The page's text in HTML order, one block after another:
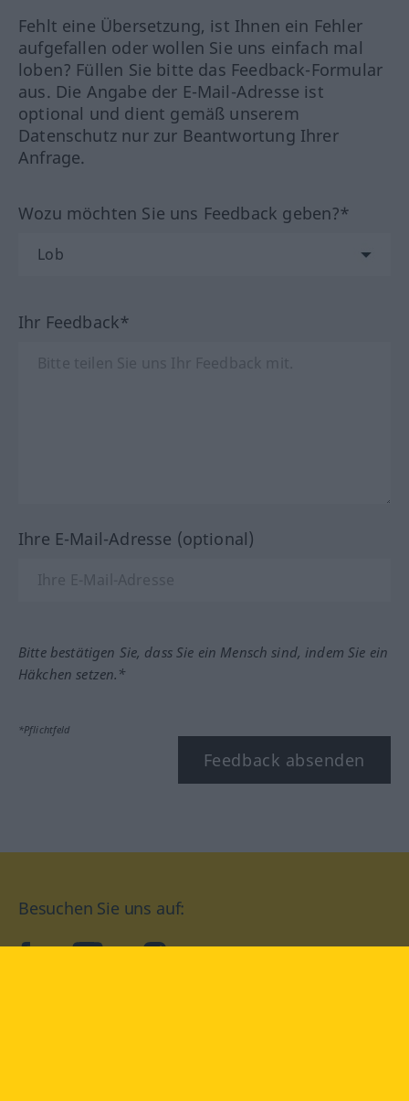
Fehlt eine Übersetzung, ist Ihnen ein Fehler
aufgefallen oder wollen Sie uns einfach mal
loben? Füllen Sie bitte das Feedback-Formular
aus. Die Angabe der E-Mail-Adresse ist
optional und dient gemäß unserem
Datenschutz nur zur Beantwortung Ihrer
Anfrage.
Wozu möchten Sie uns Feedback geben?*
Ihr Feedback*
Ihre E-Mail-Adresse (optional)
Bitte bestätigen Sie, dass Sie ein Mensch sind, indem Sie ein
Häkchen setzen.*
*Pflichtfeld
Feedback absenden
Besuchen Sie uns auf:
facebookYouTube Instagram